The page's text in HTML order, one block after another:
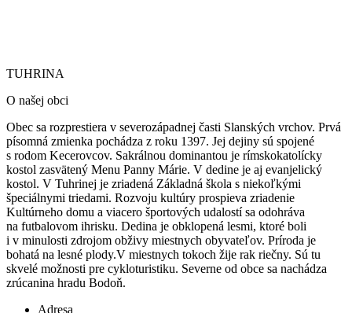
TUHRINA
O našej obci
Obec sa rozprestiera v severozápadnej časti Slanských vrchov. Prvá
písomná zmienka pochádza z roku 1397. Jej dejiny sú spojené
s rodom Kecerovcov. Sakrálnou dominantou je rímskokatolícky
kostol zasvätený Menu Panny Márie. V dedine je aj evanjelický
kostol. V Tuhrinej je zriadená Základná škola s niekoľkými
špeciálnymi triedami. Rozvoju kultúry prospieva zriadenie
Kultúrneho domu a viacero športových udalostí sa odohráva
na futbalovom ihrisku. Dedina je obklopená lesmi, ktoré boli
i v minulosti zdrojom obživy miestnych obyvateľov. Príroda je
bohatá na lesné plody.V miestnych tokoch žije rak riečny. Sú tu
skvelé možnosti pre cykloturistiku. Severne od obce sa nachádza
zrúcanina hradu Bodoň.
Adresa